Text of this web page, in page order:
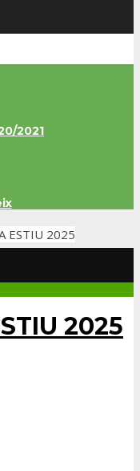
2021
ESTIU 2025
2025